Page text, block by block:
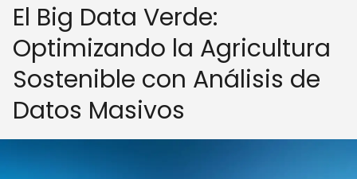
El Big Data Verde:
Optimizando la Agricultura
Sostenible con Análisis de
Datos Masivos